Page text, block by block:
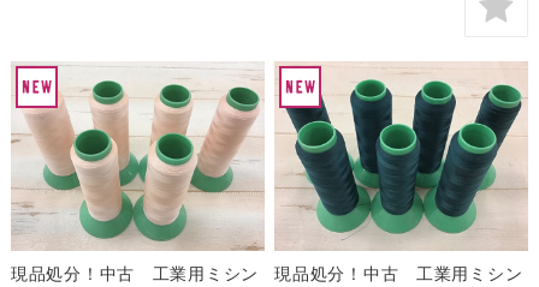
現品処分！中古 工業用ミシン 現品処分！中古 工業用ミシン